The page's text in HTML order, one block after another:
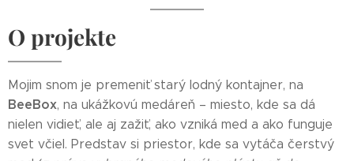
O projekte
Mojim snom je premeniť starý lodný kontajner, na
BeeBox, na ukážkovú medáreň – miesto, kde sa dá
nielen vidieť, ale aj zažiť, ako vzniká med a ako funguje
svet včiel. Predstav si priestor, kde sa vytáča čerstvý